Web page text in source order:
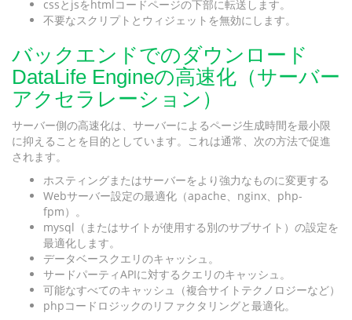
cssとjsをhtmlコードページの下部に転送します。
不要なスクリプトとウィジェットを無効にします。
バックエンドでのダウンロード
DataLife Engineの高速化（サーバー
アクセラレーション）
サーバー側の高速化は、サーバーによるページ生成時間を最小限
に抑えることを目的としています。これは通常、次の方法で促進
されます。
ホスティングまたはサーバーをより強力なものに変更する
Webサーバー設定の最適化（apache、nginx、php-
fpm）。
mysql（またはサイトが使用する別のサブサイト）の設定を
最適化します。
データベースクエリのキャッシュ。
サードパーティAPIに対するクエリのキャッシュ。
可能なすべてのキャッシュ（複合サイトテクノロジーなど）
phpコードロジックのリファクタリングと最適化。